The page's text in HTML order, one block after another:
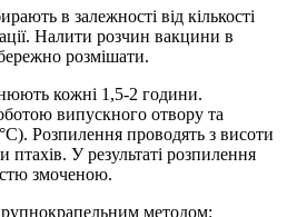
в залежності від кількості
Налити розчин вакцини в
розмішати.
кожні 1,5-2 години.
випускного отвору та
Розпилення проводять з висоти
У результаті розпилення
змоченою.
методом: